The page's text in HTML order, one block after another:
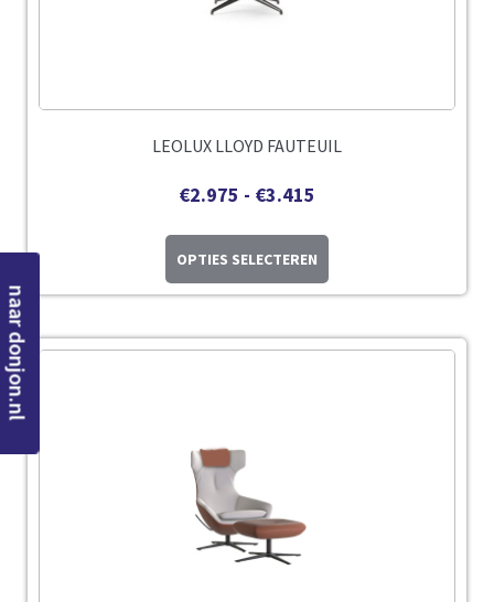
naar donjon.nl
LEOLUX LLOYD FAUTEUIL
€2.975 - €3.415
OPTIES SELECTEREN